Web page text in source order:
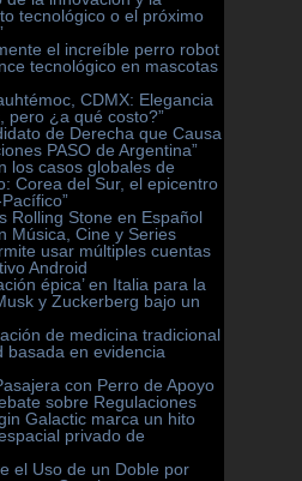
tecnológico o el próximo
el increíble perro robot
tecnológico en mascotas
CDMX: Elegancia
pero ¿a qué costo?”
de Derecha que Causa
PASO de Argentina”
los casos globales de
Corea del Sur, el epicentro
Rolling Stone en Español
Música, Cine y Series
usar múltiples cuentas
Android
épica’ en Italia para la
y Zuckerberg bajo un
de medicina tradicional
basada en evidencia
con Perro de Apoyo
sobre Regulaciones
Galactic marca un hito
privado de
el Uso de un Doble por